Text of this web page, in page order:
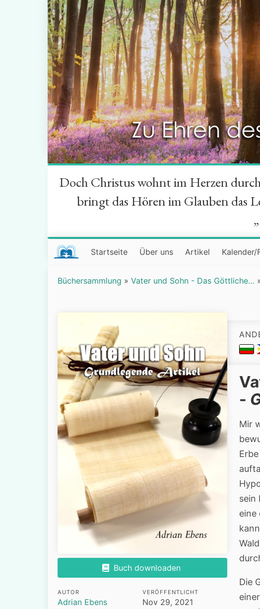
“
Doch Christus wohnt im Herzen
bringt das Hören im Glauben das
Startseite Über uns Artikel Kalender/
Büchersammlung » Vater und Sohn - Das Göttliche…
Buch downloaden
AUTOR
Adrian Ebens
VERÖFFENTLICHT
Nov 29, 2021
-
Mir
sein
eine
Die